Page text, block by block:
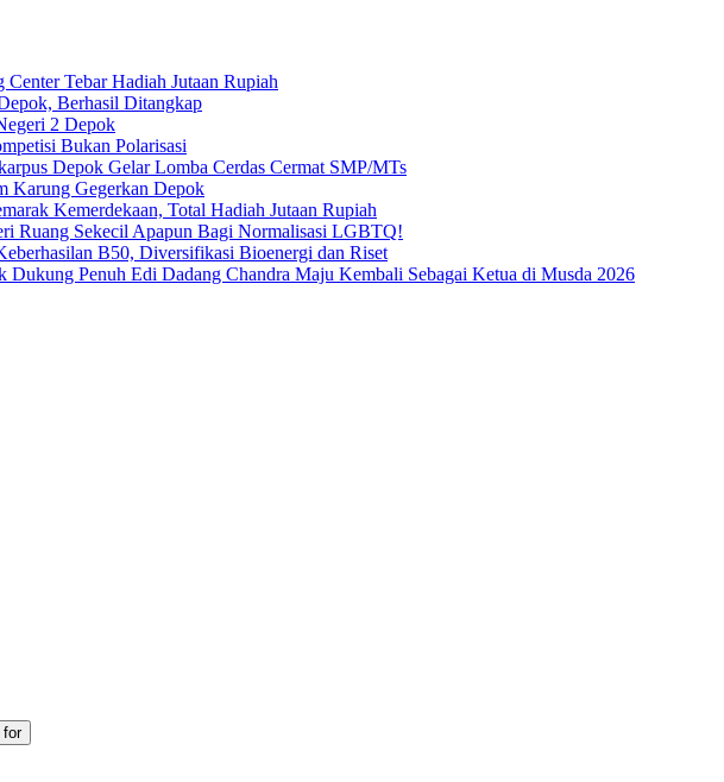
Tebar Hadiah Jutaan Rupiah
Berhasil Ditangkap
2 Depok
Bukan Polarisasi
Depok Gelar Lomba Cerdas Cermat SMP/MTs
Karung Gegerkan Depok
Kemerdekaan, Total Hadiah Jutaan Rupiah
Ruang Sekecil Apapun Bagi Normalisasi LGBTQ!
B50, Diversifikasi Bioenergi dan Riset
Dukung Penuh Edi Dadang Chandra Maju Kembali Sebagai Ketua di Musda 2026
for